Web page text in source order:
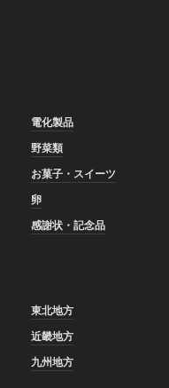
電化製品
野菜類
お菓子・スイーツ
卵
感謝状・記念品
東北地方
近畿地方
九州地方